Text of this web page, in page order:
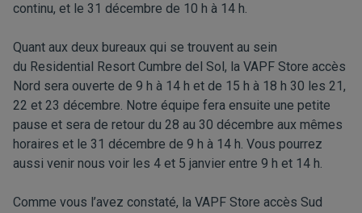
continu, et le 31 décembre de 10 h à 14 h.
Quant aux deux bureaux qui se trouvent au sein
du Residential Resort Cumbre del Sol, la VAPF Store accès
Nord sera ouverte de 9 h à 14 h et de 15 h à 18 h 30 les 21,
22 et 23 décembre. Notre équipe fera ensuite une petite
pause et sera de retour du 28 au 30 décembre aux mêmes
horaires et le 31 décembre de 9 h à 14 h. Vous pourrez
aussi venir nous voir les 4 et 5 janvier entre 9 h et 14 h.
Comme vous l’avez constaté, la VAPF Store accès Sud